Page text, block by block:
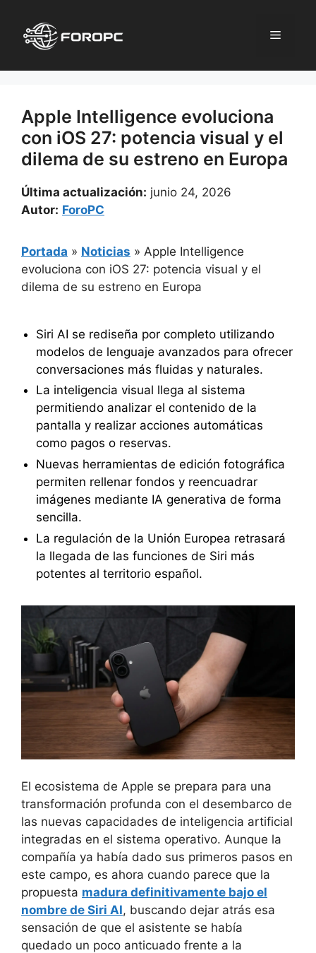
contenido
Menú
Apple Intelligence evoluciona
con iOS 27: potencia visual y el
dilema de su estreno en Europa
Última actualización: junio 24, 2026
Autor: ForoPC
Portada » Noticias » Apple Intelligence
evoluciona con iOS 27: potencia visual y el
dilema de su estreno en Europa
Siri AI se rediseña por completo utilizando
modelos de lenguaje avanzados para ofrecer
conversaciones más fluidas y naturales.
La inteligencia visual llega al sistema
permitiendo analizar el contenido de la
pantalla y realizar acciones automáticas
como pagos o reservas.
Nuevas herramientas de edición fotográfica
permiten rellenar fondos y reencuadrar
imágenes mediante IA generativa de forma
sencilla.
La regulación de la Unión Europea retrasará
la llegada de las funciones de Siri más
potentes al territorio español.
El ecosistema de Apple se prepara para una
transformación profunda con el desembarco de
las nuevas capacidades de inteligencia artificial
integradas en el sistema operativo. Aunque la
compañía ya había dado sus primeros pasos en
este campo, es ahora cuando parece que la
propuesta madura definitivamente bajo el
nombre de Siri AI, buscando dejar atrás esa
sensación de que el asistente se había
quedado un poco anticuado frente a la